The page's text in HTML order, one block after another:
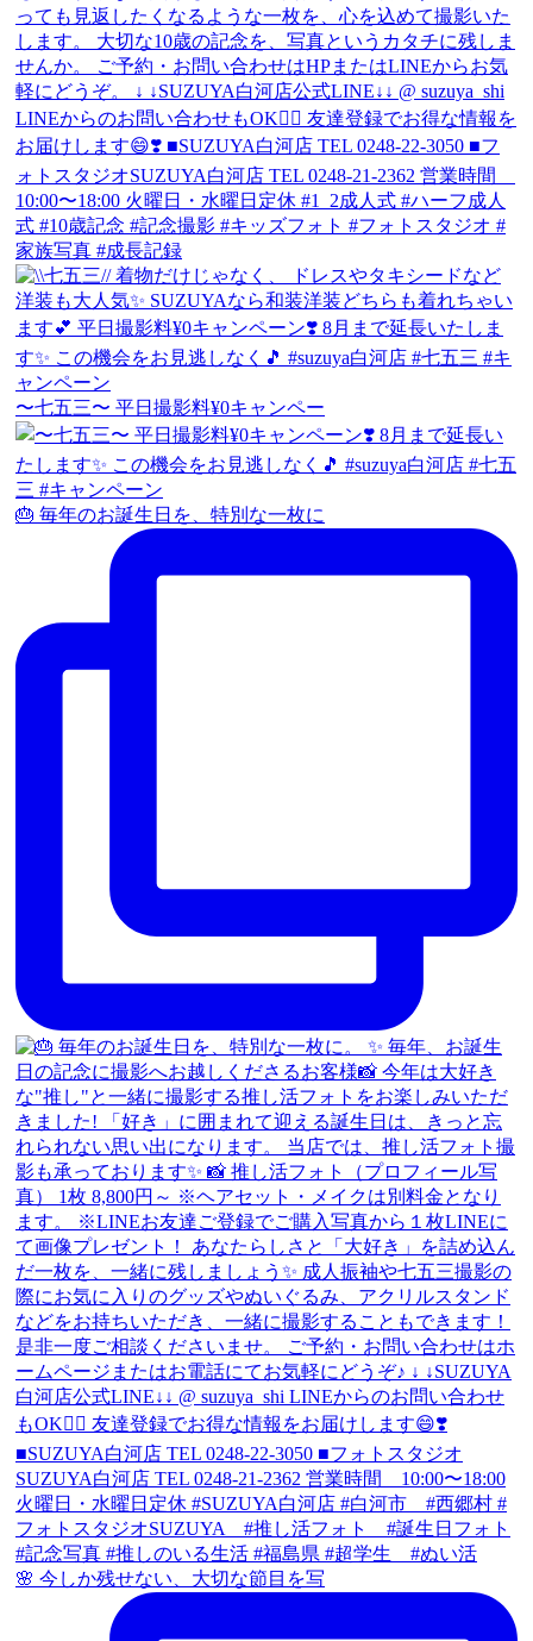
〜七五三〜 平日撮影料¥0キャンペー
🎂 毎年のお誕生日を、特別な一枚に
🌸 今しか残せない、大切な節目を写